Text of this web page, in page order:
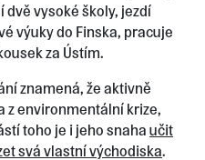
dvě vysoké školy, jezdí
výuky do Finska, pracuje
za Ústím.
znamená, že aktivně
z environmentální krize,
toho je i jeho snaha učit
svá vlastní východiska.